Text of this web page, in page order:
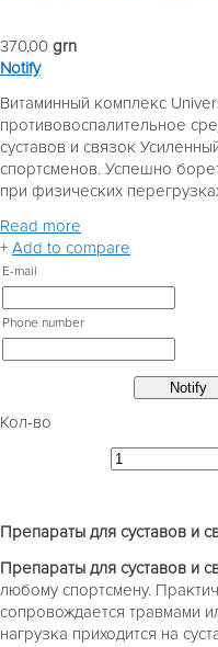
370,00 grn
Notify
Витаминный комплекс
противовоспалительное
суставов и связок
спортсменов. Успешно
при физических
Read more
+ Add to compare
E-mail
Phone number
Кол-во
Препараты для суставов и
Препараты для суставов и
любому спортсмену.
сопровождается травмами
нагрузка приходится на